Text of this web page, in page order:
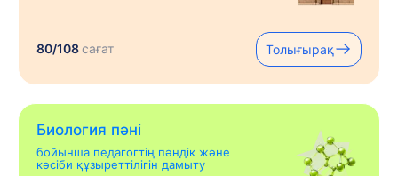
80/108сағат Толығырақ
Биология пәні
бойынша педагогтің пәндік және
кәсіби құзыреттілігін дамыту